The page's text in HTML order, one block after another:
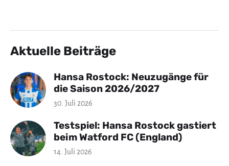
Aktuelle Beiträge
Hansa Rostock: Neuzugänge für
die Saison 2026/2027
30. Juli 2026
Testspiel: Hansa Rostock gastiert
beim Watford FC (England)
14. Juli 2026